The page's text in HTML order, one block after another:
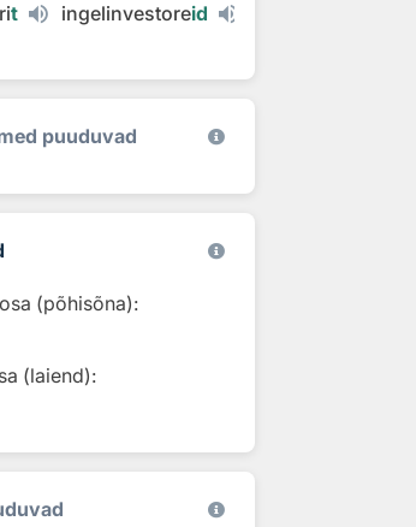
t ingelinvestoreid
puuduvad
(põhisõna):
(laiend):